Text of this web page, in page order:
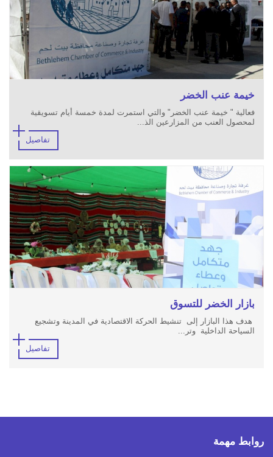
خيمة عنب الخضر
فعالية " خيمة عنب الخضر" والتي استمرت لمدة خمسة أيام تسويقية
لمحصول العنب من المزارعين الذ...
تفاصيل
بازار الخضر للتسوق
هدف هذا البازار إلى تنشيط الحركة الاقتصادية في المدينة وتشجيع
السياحة الداخلية وتر...
تفاصيل
روابط مهمة